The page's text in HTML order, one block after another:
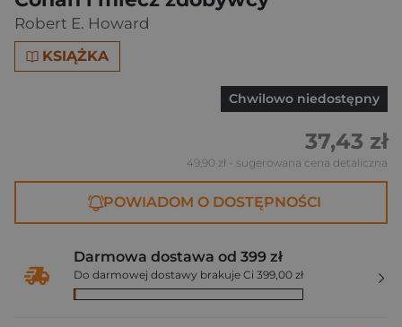
Robert E. Howard
KSIĄŻKA
Chwilowo niedostępny
37,43 zł
49,90 zł - sugerowana cena detaliczna
POWIADOM O DOSTĘPNOŚCI
Darmowa dostawa od 399 zł
Do darmowej dostawy brakuje Ci 399,00 zł